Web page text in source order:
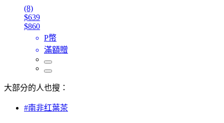
(8)
$639
$860
P幣
滿額贈
大部分的人也搜：
#南非红葉茶